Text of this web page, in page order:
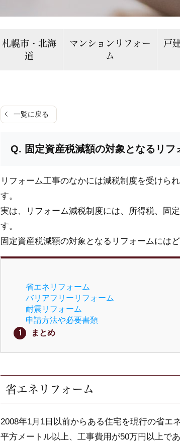
札幌市・北海
道
マンションリフォー
ム
戸
一覧に戻る
固定資産税減額の対象となるリ
リフォーム工事のなかには減税制度を受けら
す。
実は、リフォーム減税制度には、所得税、固
す。
固定資産税減額の対象となるリフォームには
省エネリフォーム
バリアフリーリフォーム
耐震リフォーム
申請方法や必要書類
まとめ
省エネリフォーム
2008年1月1日以前からある住宅を現行の省エ
平方メートル以上、工事費用が50万円以上で